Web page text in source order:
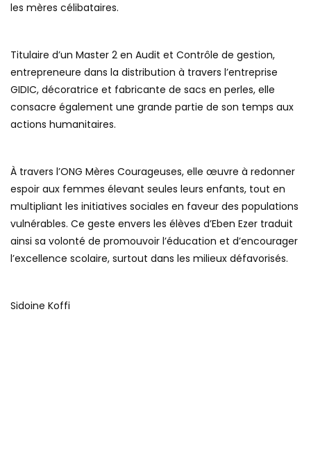
les mères célibataires.
Titulaire d’un Master 2 en Audit et Contrôle de gestion,
entrepreneure dans la distribution à travers l’entreprise
GIDIC, décoratrice et fabricante de sacs en perles, elle
consacre également une grande partie de son temps aux
actions humanitaires.
À travers l’ONG Mères Courageuses, elle œuvre à redonner
espoir aux femmes élevant seules leurs enfants, tout en
multipliant les initiatives sociales en faveur des populations
vulnérables. Ce geste envers les élèves d’Eben Ezer traduit
ainsi sa volonté de promouvoir l’éducation et d’encourager
l’excellence scolaire, surtout dans les milieux défavorisés.
Sidoine Koffi